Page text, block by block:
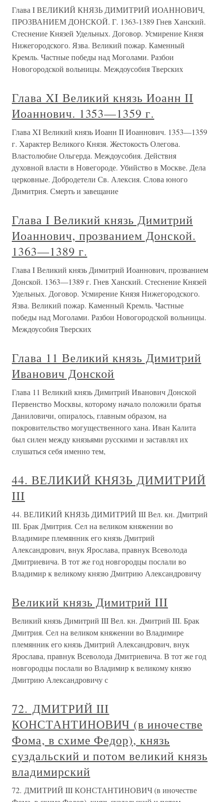
Глава I ВЕЛИКИЙ КНЯЗЬ ДИМИТРИЙ ИОАННОВИЧ,
ПРОЗВАНИЕМ ДОНСКОЙ. Г. 1363-1389 Гнев Ханский.
Стеснение Князей Удельных. Договор. Усмирение Князя
Нижегородского. Язва. Великий пожар. Каменный
Кремль. Частные победы над Моголами. Разбои
Новогородской вольницы. Междоусобия Тверских
Глава XI Великий князь Иоанн II
Иоаннович. 1353—1359 г.
Глава XI Великий князь Иоанн II Иоаннович. 1353—1359
г. Характер Великого Князя. Жестокость Олегова.
Властолюбие Ольгерда. Междоусобия. Действия
духовной власти в Новегороде. Убийство в Москве. Дела
церковные. Добродетели Св. Алексия. Слова юного
Димитрия. Смерть и завещание
Глава I Великий князь Димитрий
Иоаннович, прозванием Донской.
1363—1389 г.
Глава I Великий князь Димитрий Иоаннович, прозванием
Донской. 1363—1389 г. Гнев Ханский. Стеснение Князей
Удельных. Договор. Усмирение Князя Нижегородского.
Язва. Великий пожар. Каменный Кремль. Частные
победы над Моголами. Разбои Новогородской вольницы.
Междоусобия Тверских
Глава 11 Великий князь Димитрий
Иванович Донской
Глава 11 Великий князь Димитрий Иванович Донской
Первенство Москвы, которому начало положили братья
Даниловичи, опиралось, главным образом, на
покровительство могущественного хана. Иван Калита
был силен между князьями русскими и заставлял их
слушаться себя именно тем,
44. ВЕЛИКИЙ КНЯЗЬ ДИМИТРИЙ
III
44. ВЕЛИКИЙ КНЯЗЬ ДИМИТРИЙ III Вел. кн. Дмитрий
III. Брак Дмитрия. Сел на великом княжении во
Владимире племянник его князь Дмитрий
Александрович, внук Ярослава, правнук Всеволода
Дмитриевича. В тот же год новгородцы послали во
Владимир к великому князю Дмитрию Александровичу
Великий князь Димитрий III
Великий князь Димитрий III Вел. кн. Дмитрий III. Брак
Дмитрия. Сел на великом княжении во Владимире
племянник его князь Дмитрий Александрович, внук
Ярослава, правнук Всеволода Дмитриевича. В тот же год
новгородцы послали во Владимир к великому князю
Дмитрию Александровичу с
72. ДМИТРИЙ III
КОНСТАНТИНОВИЧ (в иночестве
Фома, в схиме Федор), князь
суздальский и потом великий князь
владимирский
72. ДМИТРИЙ III КОНСТАНТИНОВИЧ (в иночестве